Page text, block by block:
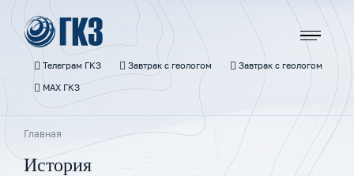
основному
содержаниюТелеграм ГКЗ Завтрак с геологом Завтрак с геологом
МАХ ГКЗ
Строка
навигации
Главная
История